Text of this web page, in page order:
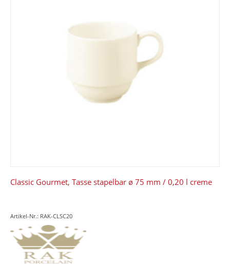
Classic Gourmet, Tasse stapelbar ø 75 mm / 0,20 l creme
Artikel-Nr.: RAK-CLSC20